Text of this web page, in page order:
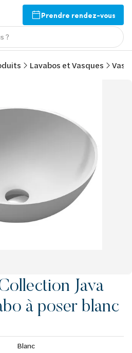
Prendre rendez-vous
?
Lavabos et Vasques
Java
à poser blanc
Blanc